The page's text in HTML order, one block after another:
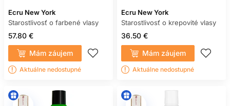
Ecru New York
Starostlivosť o farbené vlasy
57.80 €
Mám záujem
Aktuálne nedostupné
Ecru New York
Starostlivosť o krepovité vlasy
36.50 €
Mám záujem
Aktuálne nedostupné